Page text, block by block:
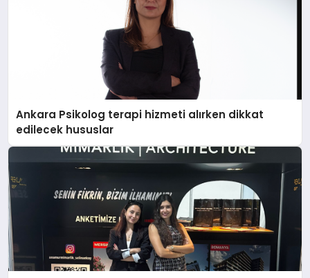
Ankara Psikolog terapi hizmeti alırken dikkat
edilecek hususlar